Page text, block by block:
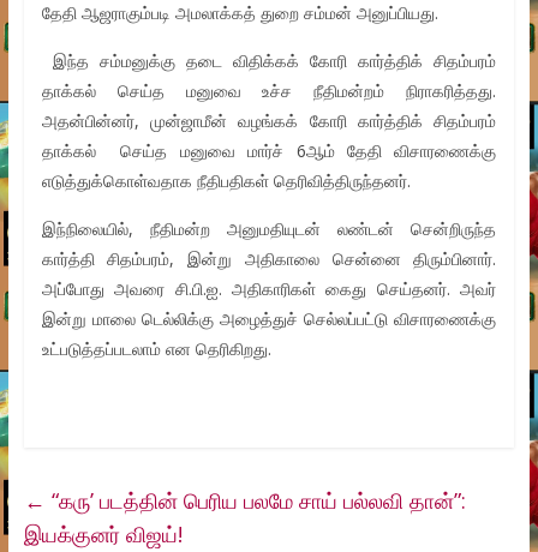
தேதி ஆஜராகும்படி அமலாக்கத் துறை சம்மன் அனுப்பியது.
இந்த சம்மனுக்கு தடை விதிக்கக் கோரி கார்த்திக் சிதம்பரம்
தாக்கல் செய்த மனுவை உச்ச நீதிமன்றம் நிராகரித்தது.
அதன்பின்னர், முன்ஜாமீன் வழங்கக் கோரி கார்த்திக் சிதம்பரம்
தாக்கல் செய்த மனுவை மார்ச் 6ஆம் தேதி விசாரணைக்கு
எடுத்துக்கொள்வதாக நீதிபதிகள் தெரிவித்திருந்தனர்.
இந்நிலையில், நீதிமன்ற அனுமதியுடன் லண்டன் சென்றிருந்த
கார்த்தி சிதம்பரம், இன்று அதிகாலை சென்னை திரும்பினார்.
அப்போது அவரை சி.பி.ஐ. அதிகாரிகள் கைது செய்தனர். அவர்
இன்று மாலை டெல்லிக்கு அழைத்துச் செல்லப்பட்டு விசாரணைக்கு
உட்படுத்தப்படலாம் என தெரிகிறது.
← “கரு’ படத்தின் பெரிய பலமே சாய் பல்லவி தான்”:
இயக்குனர் விஜய்!